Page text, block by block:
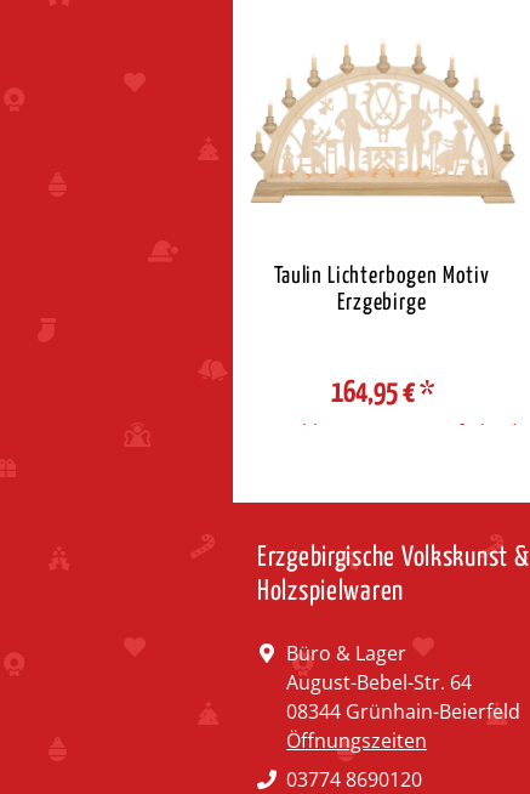
Steuerzone / Lieferland
Taulin Lichterbogen Motiv
Erzgebirge
164,95 €*
Auswahl Steuerzone / Lieferland
Erzgebirgische Volkskunst &
Holzspielwaren
Büro & Lager
August-Bebel-Str. 64
08344 Grünhain-Beierfeld
Öffnungszeiten
03774 8690120